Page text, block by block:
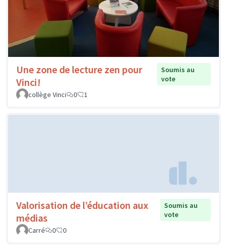
Une zone de lecture zen pour
Vinci!
Soumis au
vote
collège Vinci
0 1
Valorisation de l’éducation aux
médias
Soumis au
vote
Carré
0 0